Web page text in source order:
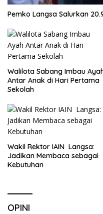
Pemko Langsa Salurkan
Walilota Sabang Imbau
Antar Anak di Hari Pertama
Sekolah
Wakil Rektor IAIN Langsa:
Jadikan Membaca sebagai
Kebutuhan
OPINI